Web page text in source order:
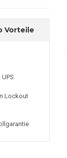
Vorteile
Lockout